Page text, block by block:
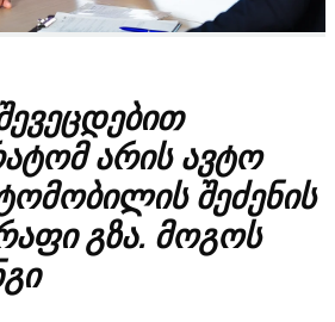
არის ავტო
შეძენის
გზა. მოგოს